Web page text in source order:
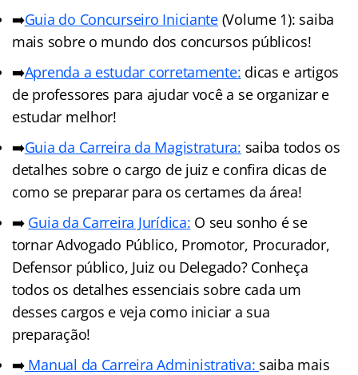
➡️Guia do Concurseiro Iniciante(Volume 1): saiba
mais sobre o mundo dos concursos públicos!
➡️Aprenda a estudar corretamente: dicas e artigos
de professores para ajudar você a se organizar e
estudar melhor!
➡️Guia da Carreira da Magistratura: saiba todos os
detalhes sobre o cargo de juiz e confira dicas de
como se preparar para os certames da área!
➡️ Guia da Carreira Jurídica: O seu sonho é se
tornar Advogado Público, Promotor, Procurador,
Defensor público, Juiz ou Delegado? Conheça
todos os detalhes essenciais sobre cada um
desses cargos e veja como iniciar a sua
preparação!
➡️Manual da Carreira Administrativa: saiba mais